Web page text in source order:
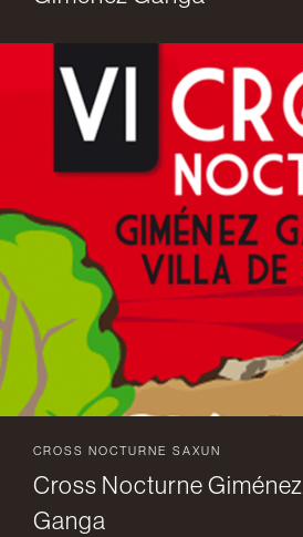
CROSS NOCTURNE SAXUN
Cross Nocturne Giménez
Ganga